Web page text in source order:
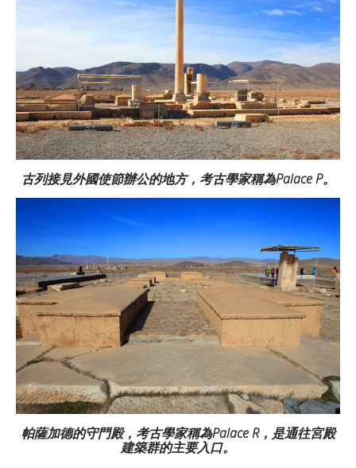
古列接見外國使節辦公的地方，考古學家稱為Palace P。
帕薩加德的守門殿，考古學家稱為Palace R，是通往宮殿
建築群的主要入口。